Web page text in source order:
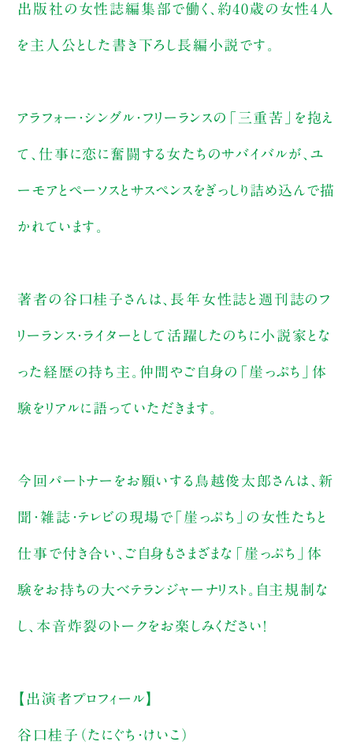
出版社の女性誌編集部で働く、約40歳の女性4人
を主人公とした書き下ろし長編小説です。
アラフォー・シングル・フリーランスの「三重苦」を抱え
て、仕事に恋に奮闘する女たちのサバイバルが、ユ
ーモアとペーソスとサスペンスをぎっしり詰め込んで描
かれています。
著者の谷口桂子さんは、長年女性誌と週刊誌のフ
リーランス・ライターとして活躍したのちに小説家とな
った経歴の持ち主。仲間やご自身の「崖っぷち」体
験をリアルに語っていただきます。
今回パートナーをお願いする鳥越俊太郎さんは、新
聞・雑誌・テレビの現場で「崖っぷち」の女性たちと
仕事で付き合い、ご自身もさまざまな「崖っぷち」体
験をお持ちの大ベテランジャーナリスト。自主規制な
し、本音炸裂のトークをお楽しみください！
【出演者プロフィール】
谷口桂子（たにぐち・けいこ）